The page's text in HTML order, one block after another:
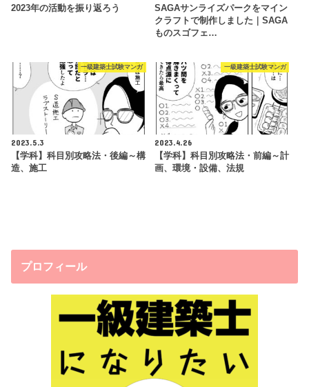
2023年の活動を振り返ろう
SAGAサンライズパークをマイン
クラフトで制作しました｜SAGA
ものスゴフェ…
一級建築士試験マンガ
2023.5.3
【学科】科目別攻略法・後編～構
造、施工
一級建築士試験マンガ
2023.4.26
【学科】科目別攻略法・前編～計
画、環境・設備、法規
プロフィール